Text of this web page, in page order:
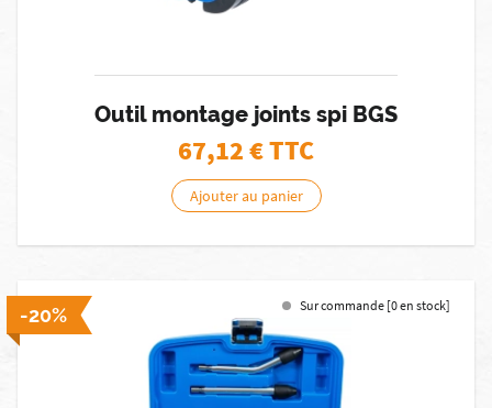
Outil montage joints spi BGS
67,12€ TTC
Ajouter au panier
-20% Sur commande [0 en stock]